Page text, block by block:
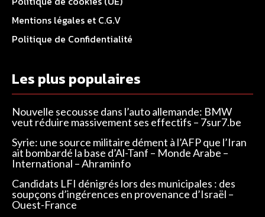
Mentions légales et C.G.V
Politique de Confidentialité
Les plus populaires
Nouvelle secousse dans l’auto allemande: BMW
veut réduire massivement ses effectifs – 7sur7.be
Syrie: une source militaire dément à l’AFP que l’Iran
ait bombardé la base d’Al-Tanf – Monde Arabe –
International – Ahraminfo
Candidats LFI dénigrés lors des municipales : des
soupçons d’ingérences en provenance d’Israël –
Ouest-France